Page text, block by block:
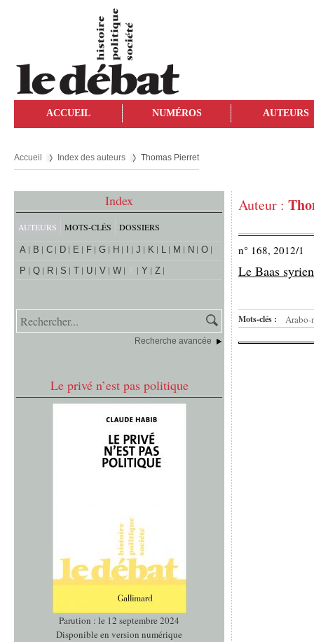
ACCUEIL NUMÉROS AUTEURS
Accueil Index des auteurs Thomas Pierret
Index
AUTEURS MOTS-CLÉS DOSSIERS
A B C D E F G H J K L M N
O
P
Q R S T U V W Y Z
Recherche avancée
Le privé n’est pas politique
Parution : le 12 septembre 2024
Disponible en version numérique
Auteur :
n° 168, 2012/1
Le Baas
Mots-clés : Arabo-